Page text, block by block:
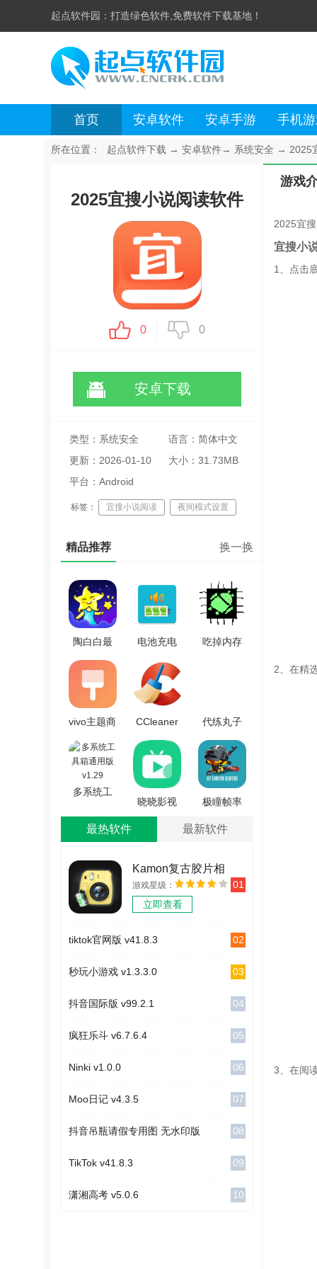
起点软件园： 打造绿色软件,免费软件下载基地！
首页 安卓软件 安卓手游 手机
所在位置： 起点软件下载 → 安卓软件→ 系统安全 → 2025
2025宜搜小说阅读软件
0 0
安卓下载
类型：系统安全
语言：简体中文
更新：2026-01-10
15:43:33
大小：31.73MB
平台：Android
标签： 宜搜小说阅读 夜间模式设置
精品推荐 换一换
陶白白最
新免费版
电池充电
语音警报
官方正版
v9.0.33
吃掉内存
vivo主题商
店软件官
方正版
v1.0
CCleaner
手机免费
版
V24.15.1
代练丸子
手机免费
版 v4.8.2
多系统工
版 v1.29
晓晓影视
最新免费
极瞳帧率
最热软件 最新软件
Kamon复古胶片相
机 v2.2.2
游戏星级：
立即查看
01
tiktok官网版 v41.8.3 02
秒玩小游戏 v1.3.3.0 03
抖音国际版 v99.2.1 04
疯狂乐斗 v6.7.6.4 05
Ninki v1.0.0 06
Moo日记 v4.3.5 07
抖音吊瓶请假专用图 无水印版 08
TikTok v41.8.3 09
潇湘高考 v5.0.6 10
游戏
2025宜
宜搜小
1、点击
2、在精
3、在阅